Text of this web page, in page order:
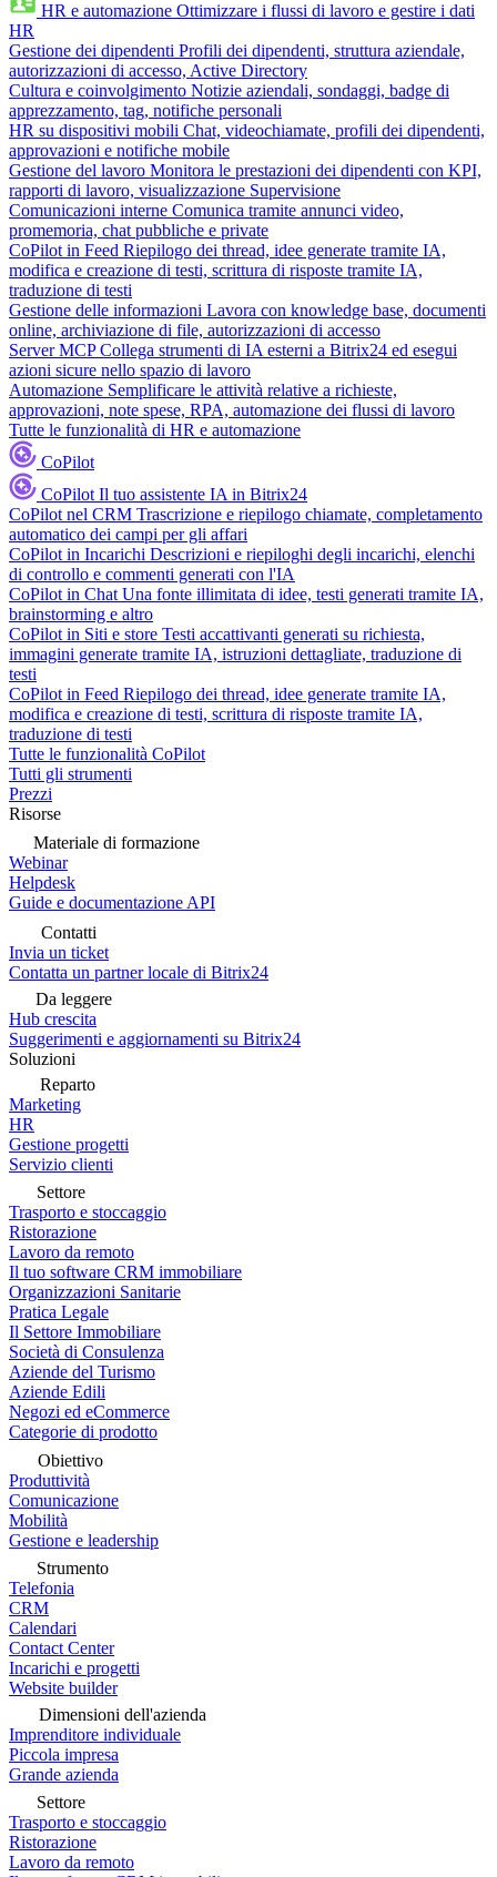
HR e automazione Ottimizzare i flussi di lavoro e gestire i dati
HR
Gestione dei dipendenti Profili dei dipendenti, struttura aziendale,
autorizzazioni di accesso, Active Directory
Cultura e coinvolgimento Notizie aziendali, sondaggi, badge di
apprezzamento, tag, notifiche personali
HR su dispositivi mobili Chat, videochiamate, profili dei dipendenti,
approvazioni e notifiche mobile
Gestione del lavoro Monitora le prestazioni dei dipendenti con KPI,
rapporti di lavoro, visualizzazione Supervisione
Comunicazioni interne Comunica tramite annunci video,
promemoria, chat pubbliche e private
CoPilot in Feed Riepilogo dei thread, idee generate tramite IA,
modifica e creazione di testi, scrittura di risposte tramite IA,
traduzione di testi
Gestione delle informazioni Lavora con knowledge base, documenti
online, archiviazione di file, autorizzazioni di accesso
Server MCP Collega strumenti di IA esterni a Bitrix24 ed esegui
azioni sicure nello spazio di lavoro
Automazione Semplificare le attività relative a richieste,
approvazioni, note spese, RPA, automazione dei flussi di lavoro
Tutte le funzionalità di HR e automazione
CoPilot
CoPilot Il tuo assistente IA in Bitrix24
CoPilot nel CRM Trascrizione e riepilogo chiamate, completamento
automatico dei campi per gli affari
CoPilot in Incarichi Descrizioni e riepiloghi degli incarichi, elenchi
di controllo e commenti generati con l'IA
CoPilot in Chat Una fonte illimitata di idee, testi generati tramite IA,
brainstorming e altro
CoPilot in Siti e store Testi accattivanti generati su richiesta,
immagini generate tramite IA, istruzioni dettagliate, traduzione di
testi
CoPilot in Feed Riepilogo dei thread, idee generate tramite IA,
modifica e creazione di testi, scrittura di risposte tramite IA,
traduzione di testi
Tutte le funzionalità CoPilot
Tutti gli strumenti
Prezzi
Risorse
Materiale di formazione
Webinar
Helpdesk
Guide e documentazione API
Contatti
Invia un ticket
Contatta un partner locale di Bitrix24
Da leggere
Hub crescita
Suggerimenti e aggiornamenti su Bitrix24
Soluzioni
Reparto
Marketing
HR
Gestione progetti
Servizio clienti
Settore
Trasporto e stoccaggio
Ristorazione
Lavoro da remoto
Il tuo software CRM immobiliare
Organizzazioni Sanitarie
Pratica Legale
Il Settore Immobiliare
Società di Consulenza
Aziende del Turismo
Aziende Edili
Negozi ed eCommerce
Categorie di prodotto
Obiettivo
Produttività
Comunicazione
Mobilità
Gestione e leadership
Strumento
Telefonia
CRM
Calendari
Contact Center
Incarichi e progetti
Website builder
Dimensioni dell'azienda
Imprenditore individuale
Piccola impresa
Grande azienda
Settore
Trasporto e stoccaggio
Ristorazione
Lavoro da remoto